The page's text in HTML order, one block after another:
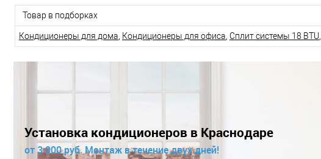
Товар в подборках
Кондиционеры для дома, Кондиционеры для офиса, Сплит системы 18 BTU,
Установка кондиционеров в Краснодаре
от 3 000 руб. Монтаж в течение двух дней!